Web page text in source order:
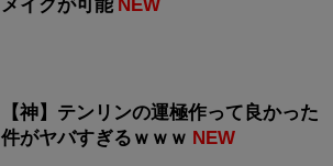
メイクが可能 NEW
【神】テンリンの運極作って良かった
件がヤバすぎるｗｗｗ NEW